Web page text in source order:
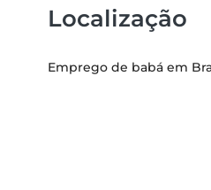
Localização
Emprego de babá em